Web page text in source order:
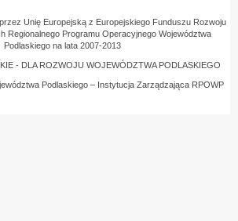
Unię Europejską z Europejskiego Funduszu Rozwoju
Regionalnego Programu Operacyjnego Województwa
Podlaskiego na lata 2007-2013
- DLA ROZWOJU WOJEWÓDZTWA PODLASKIEGO
Podlaskiego – Instytucja Zarządzająca RPOWP